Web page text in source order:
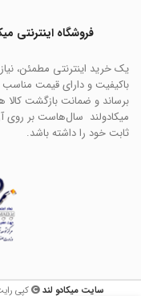
فروشگاه اینترنتی
یک خرید اینترنتی مطمئن،
باکیفیت و دارای قیمت
برساند و ضمانت بازگشت کالا
میکادولند سال‌هاست بر روی
ثابت خود را داشته باشد.
سایت میکادو لند کپی رایت سال 1403 . تمامی